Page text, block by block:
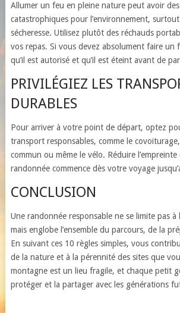
Allumer un feu en pleine nature peut avoir des
catastrophiques pour l’environnement,
sécheresse. Utilisez plutôt des réchauds
vos repas. Si vous devez absolument faire un
qu’il est autorisé et qu’il est éteint avant de
PRIVILÉGIEZ LES
DURABLES
Pour arriver à votre point de départ, optez
transport responsables, comme le
commun ou même le vélo. Réduire
randonnée commence dès votre voyage
CONCLUSION
Une randonnée responsable ne se limite pas à
mais englobe l’ensemble du parcours, de la
En suivant ces 10 règles simples, vous
de la nature et à la pérennité des sites que
montagne est un lieu fragile, et chaque petit
protéger et la partager avec les générations